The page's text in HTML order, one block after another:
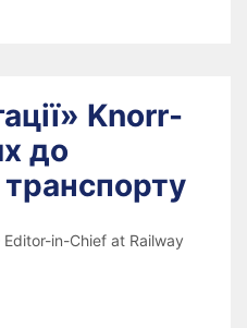
Knorr-
до
транспорту
in-Chief at Railway